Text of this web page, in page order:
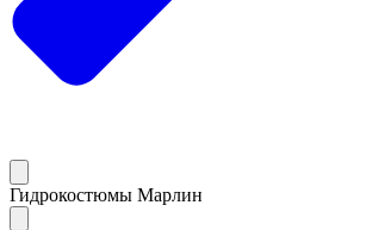
Гидрокостюмы Марлин